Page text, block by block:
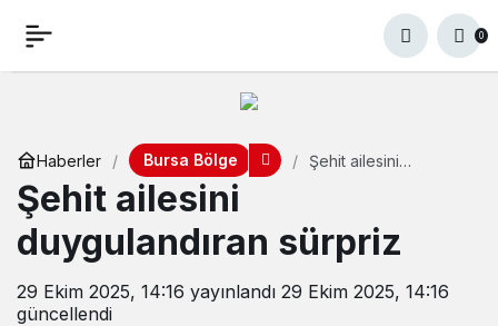
0
Haberler Bursa Bölge
Şehit ailesini
Şehit ailesini
duygulandıran sürpriz
29 Ekim 2025, 14:16 yayınlandı 29 Ekim 2025, 14:16
güncellendi